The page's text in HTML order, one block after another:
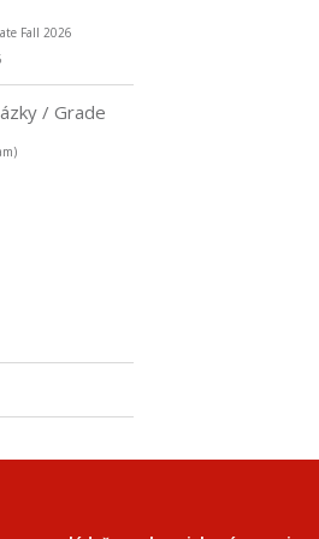
Fall 2026
/ Grade